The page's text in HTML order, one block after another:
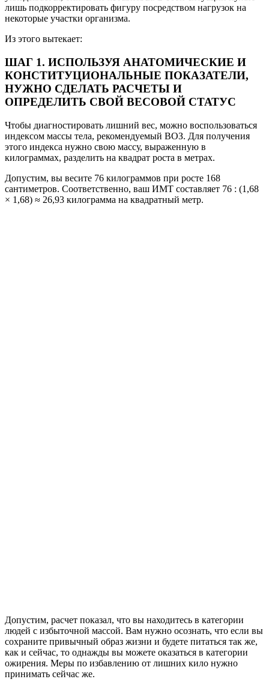
лишь подкорректировать фигуру посредством нагрузок на
некоторые участки организма.
Из этого вытекает:
ШАГ 1. ИСПОЛЬЗУЯ АНАТОМИЧЕСКИЕ И
КОНСТИТУЦИОНАЛЬНЫЕ ПОКАЗАТЕЛИ,
НУЖНО СДЕЛАТЬ РАСЧЕТЫ И
ОПРЕДЕЛИТЬ СВОЙ ВЕСОВОЙ СТАТУС
Чтобы диагностировать лишний вес, можно воспользоваться
индексом массы тела, рекомендуемый ВОЗ. Для получения
этого индекса нужно свою массу, выраженную в
килограммах, разделить на квадрат роста в метрах.
Допустим, вы весите 76 килограммов при росте 168
сантиметров. Соответственно, ваш ИМТ составляет 76 : (1,68
× 1,68) ≈ 26,93 килограмма на квадратный метр.
Допустим, расчет показал, что вы находитесь в категории
людей с избыточной массой. Вам нужно осознать, что если вы
сохраните привычный образ жизни и будете питаться так же,
как и сейчас, то однажды вы можете оказаться в категории
ожирения. Меры по избавлению от лишних кило нужно
принимать сейчас же.